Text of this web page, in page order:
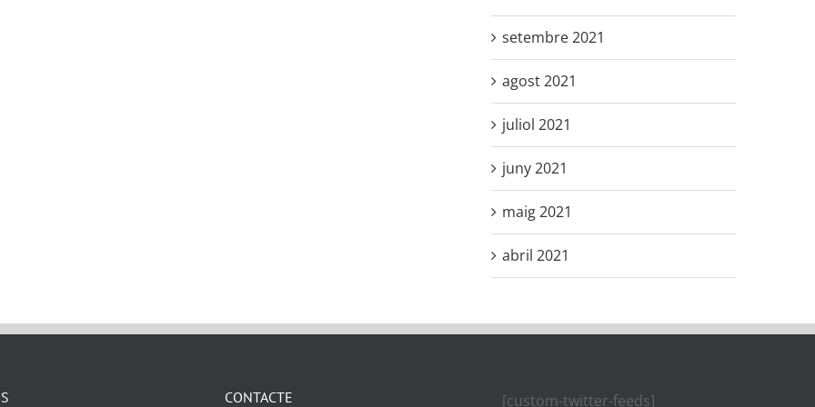
setembre 2021
agost 2021
juliol 2021
juny 2021
maig 2021
abril 2021
CONTACTE [custom-twitter-feeds]